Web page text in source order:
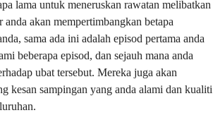
lama untuk meneruskan rawatan melibatkan
akan mempertimbangkan betapa
sama ada ini adalah episod pertama anda
beberapa episod, dan sejauh mana anda
ubat tersebut. Mereka juga akan
kesan sampingan yang anda alami dan kualiti